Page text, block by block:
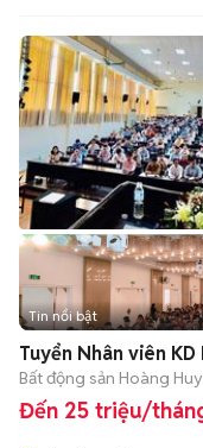
Tin nổi bật
Tuyển Nhân viên
Bất động sản Hoàng Huy
Đến 25 triệu/